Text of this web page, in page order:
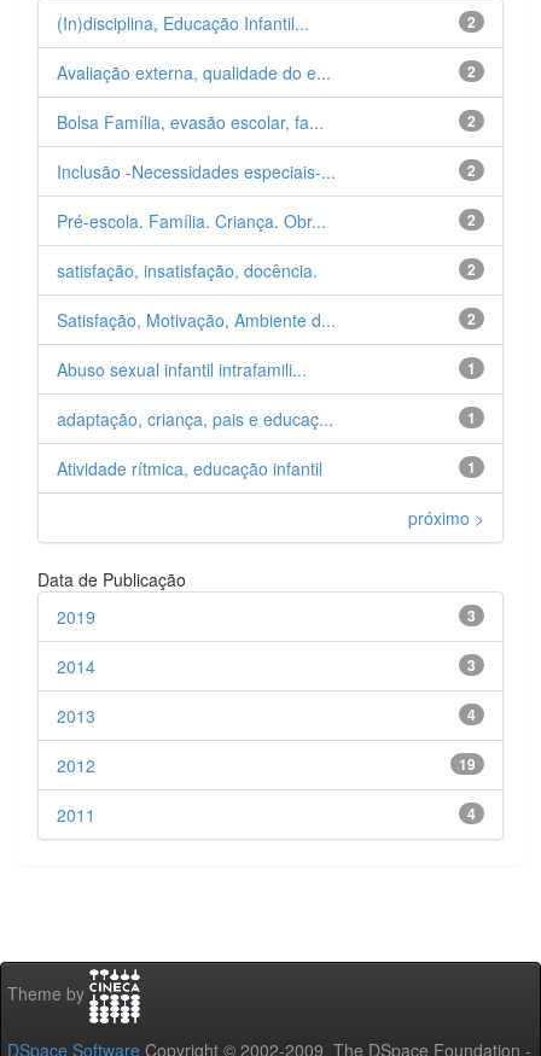
2
(In)disciplina, Educação Infantil...
2
Avaliação externa, qualidade do e...
2
Bolsa Família, evasão escolar, fa...
2
Inclusão -Necessidades especiais-...
2
Pré-escola. Família. Criança. Obr...
2
satisfação, insatisfação, docência.
2
Satisfação, Motivação, Ambiente d...
1
Abuso sexual infantil intrafamili...
1
adaptação, criança, pais e educaç...
1
Atividade rítmica, educação infantil
próximo >
Data de Publicação
3
2019
3
2014
4
2013
19
2012
4
2011
Theme by
DSpace Software Copyright © 2002-2009 The DSpace Foundation -